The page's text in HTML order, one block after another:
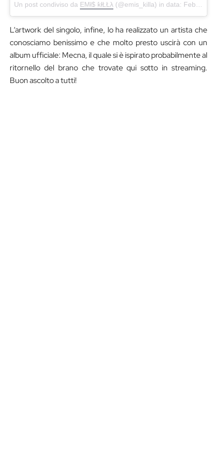
Un post condiviso da EMł$ ƙłŁŁλ (@emis_killa) in data: Feb 8, 2018 at 12:00 PST
L’artwork del singolo, infine, lo ha realizzato un artista che
conosciamo benissimo e che molto presto uscirà con un
album ufficiale: Mecna, il quale si è ispirato probabilmente al
ritornello del brano che trovate qui sotto in streaming.
Buon ascolto a tutti!